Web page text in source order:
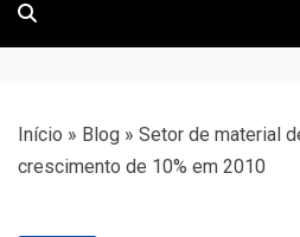
Início » Blog » Setor de material
crescimento de 10% em 2010